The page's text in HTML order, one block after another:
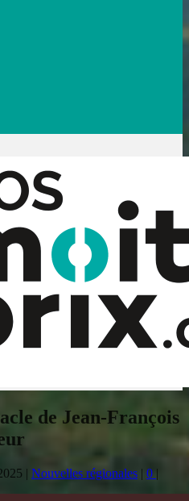
de Jean-François
| Nouvelles régionales | 0 |